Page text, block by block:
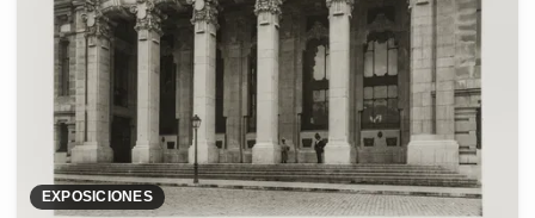
EXPOSICIONES